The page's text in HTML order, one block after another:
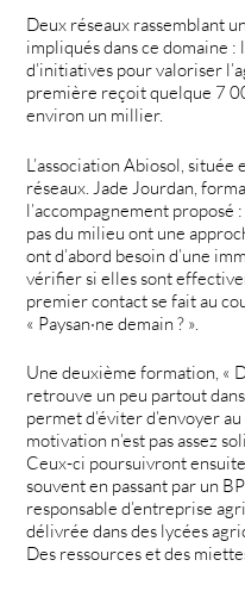
Deux réseaux rassemblant
impliqués dans ce domaine
d’initiatives pour valoriser
première reçoit quelque 7
environ un millier.
L’association Abiosol,
réseaux. Jade Jourdan,
l’accompagnement proposé
pas du milieu ont une
ont d’abord besoin d’une
vérifier si elles sont
premier contact se fait au
« Paysan·ne demain ? ».
Une deuxième formation, «
retrouve un peu partout
permet d’éviter d’envoyer
motivation n’est pas assez
Ceux-ci poursuivront
souvent en passant par un
responsable d’entreprise
délivrée dans des lycées
Des ressources et des